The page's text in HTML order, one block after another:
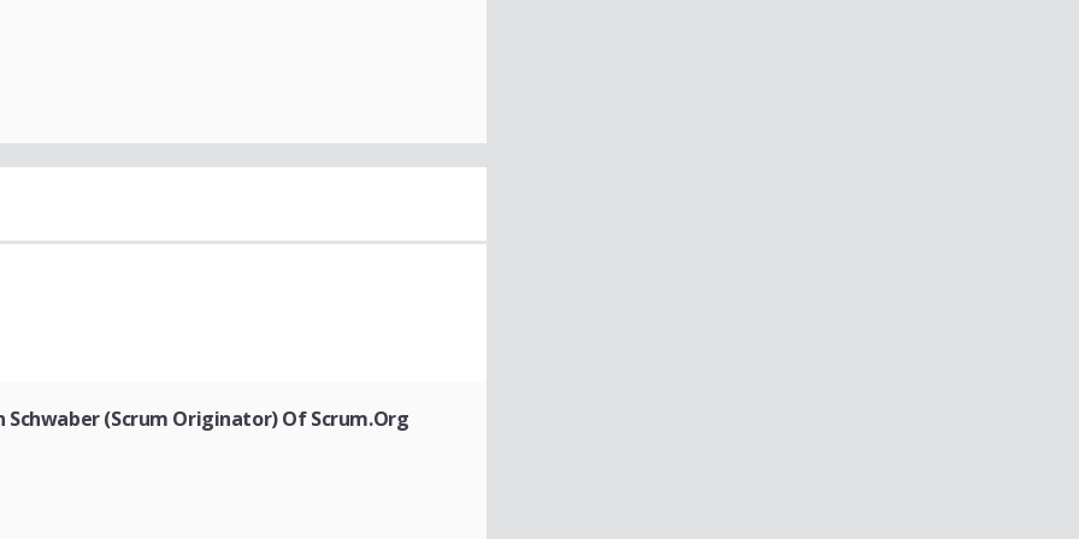
Schwaber (Scrum Originator) Of Scrum.Org